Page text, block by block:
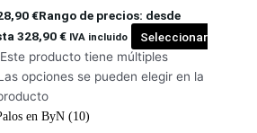
€Rango de precios: desde
328,90 € IVA incluido
Seleccionar
Este producto tiene múltiples
opciones se pueden elegir en la